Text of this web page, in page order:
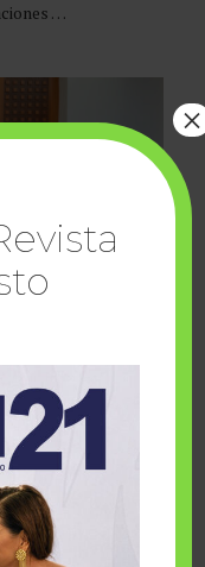
…
A-Wish
×